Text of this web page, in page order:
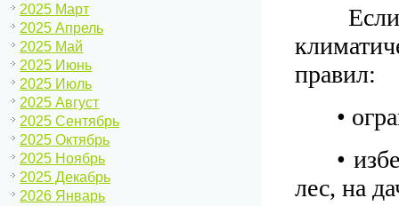
2025 Март
2025 Апрель
2025 Май
2025 Июнь
2025 Июль
2025 Август
2025 Сентябрь
2025 Октябрь
2025 Ноябрь
2025 Декабрь
2026 Январь
правил:
•
•
лес, на